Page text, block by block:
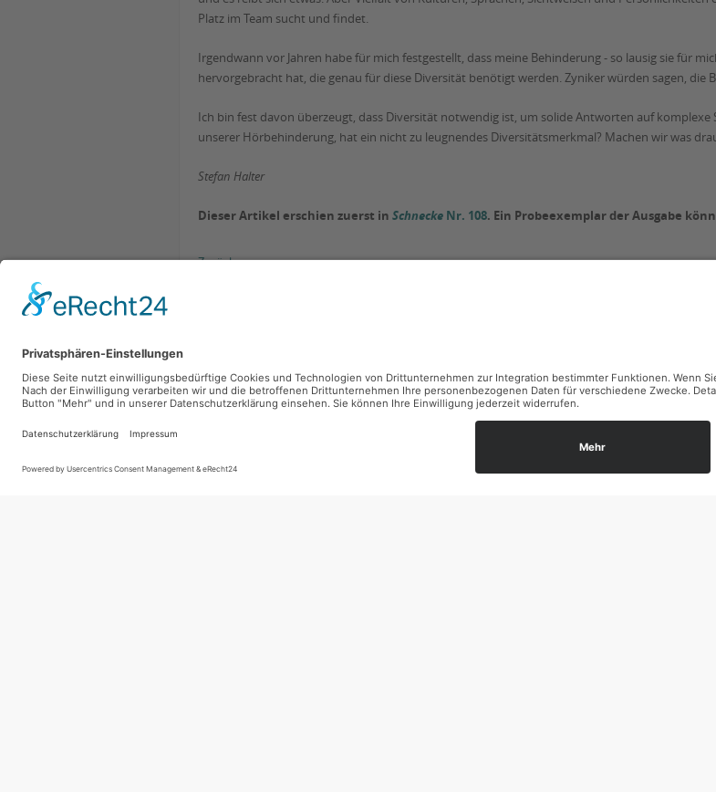
Platz im Team sucht und findet.
Irgendwann vor Jahren habe für mich festgestellt, dass meine Behinderung - so lausig sie für
hervorgebracht hat, die genau für diese Diversität benötigt werden. Zyniker würden sagen, die
Ich bin fest davon überzeugt, dass Diversität notwendig ist, um solide Antworten auf
unserer Hörbehinderung, hat ein nicht zu leugnendes Diversitätsmerkmal? Machen wir was
Stefan Halter
Dieser Artikel erschien zuerst in Schnecke Nr. 108. Ein Probeexemplar der Ausgabe
Zurück